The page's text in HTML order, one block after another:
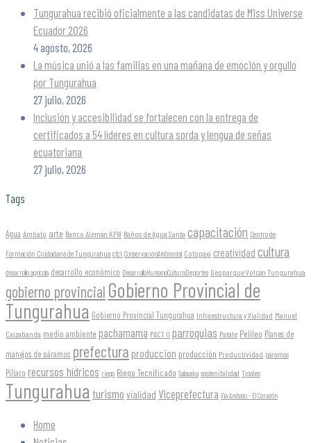
Tungurahua recibió oficialmente a las candidatas de Miss Universe
Ecuador 2026
4 agosto, 2026
La música unió a las familias en una mañana de emoción y orgullo
por Tungurahua
27 julio, 2026
Inclusión y accesibilidad se fortalecen con la entrega de
certificados a 54 líderes en cultura sorda y lengua de señas
ecuatoriana
27 julio, 2026
Tags
Agua Ambato arte Banco Alemán KFW Baños de Agua Santa capacitación Centro de
Formación Ciudadana de Tungurahua cfct ConservaciónAmbiental Cotopaxi creatividad cultura
desarrollo agrícola desarrollo económico DesarrolloHumanoCulturaDeportes Geoparque Volcán Tungurahua
gobierno provincial Gobierno Provincial de
Tungurahua Gobierno Provincial Tungurahua Infraestructura y Vialidad Manuel
Caizabanda medio ambiente pachamama PACT II parroquias Patate Pelileo Planes de
manejos de páramos prefectura produccion producción Productividad páramos
Píllaro recursos hídricos riego Riego Tecnificado Salasaka sostenibilidad Tisaleo
Tungurahua turismo vialidad Viceprefectura Vía Ambato - El Corazón
Home